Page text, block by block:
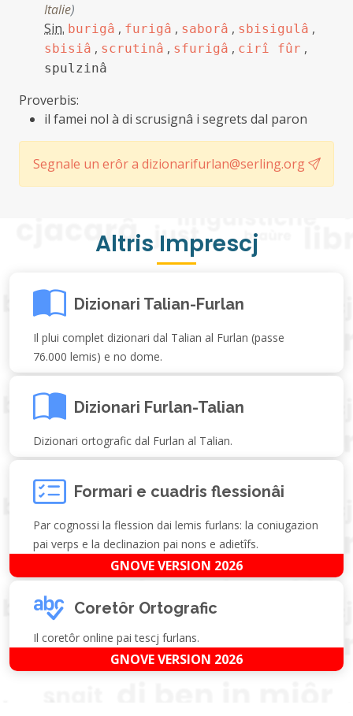
Italie)
Sin. burigâ , furigâ , saborâ , sbisigulâ ,
sbisiâ , scrutinâ , sfurigâ , cirî fûr ,
spulzinâ
Proverbis:
il famei nol à di scrusignâ i segrets dal paron
Segnale un erôr a dizionarifurlan@serling.org
Altris Imprescj
Dizionari Talian-Furlan
Il plui complet dizionari dal Talian al Furlan (passe
76.000 lemis) e no dome.
Dizionari Furlan-Talian
Dizionari ortografic dal Furlan al Talian.
Formari e cuadris flessionâi
Par cognossi la flession dai lemis furlans: la coniugazion
pai verps e la declinazion pai nons e adietîfs.
GNOVE VERSION 2026
Coretôr Ortografic
Il coretôr online pai tescj furlans.
GNOVE VERSION 2026